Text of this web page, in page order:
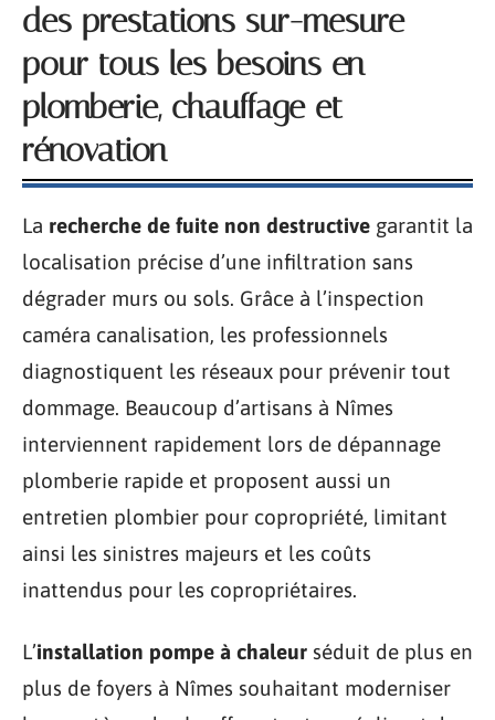
des prestations sur-mesure
pour tous les besoins en
plomberie, chauffage et
rénovation
La recherche de fuite non destructive garantit la
localisation précise d’une infiltration sans
dégrader murs ou sols. Grâce à l’inspection
caméra canalisation, les professionnels
diagnostiquent les réseaux pour prévenir tout
dommage. Beaucoup d’artisans à Nîmes
interviennent rapidement lors de dépannage
plomberie rapide et proposent aussi un
entretien plombier pour copropriété, limitant
ainsi les sinistres majeurs et les coûts
inattendus pour les copropriétaires.
L’installation pompe à chaleur séduit de plus en
plus de foyers à Nîmes souhaitant moderniser